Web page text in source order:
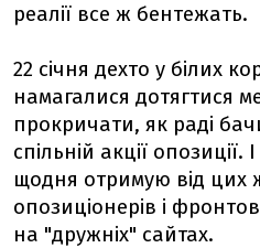
реалії все ж бентежать.
22 січня дехто у білих
намагалися дотягтися
прокричати, як раді
спільній акції
щодня отримую від цих
опозиціонерів і
на "дружніх" сайтах.